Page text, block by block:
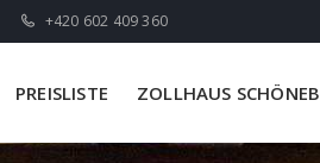
+420 602 409 360
PREISLISTE ZOLLHAUS